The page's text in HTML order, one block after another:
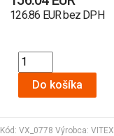
Kód: VX_0778 Výrobca: VITEX
126.86 EUR bez DPH
Do košíka